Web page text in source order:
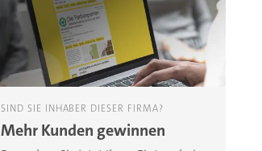
SIND SIE INHABER DIESER FIRMA?
Mehr Kunden gewinnen